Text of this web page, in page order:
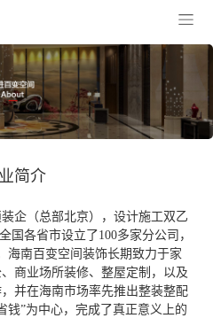
简介
企（总部北京），设计施工双乙
国各省市设立了100多家分公司，
海南百变空间装饰长期致力于家
商业场所装修、整屋定制，以及
并在海南市场率先推出整装整配
钱”为中心，完成了真正意义上的